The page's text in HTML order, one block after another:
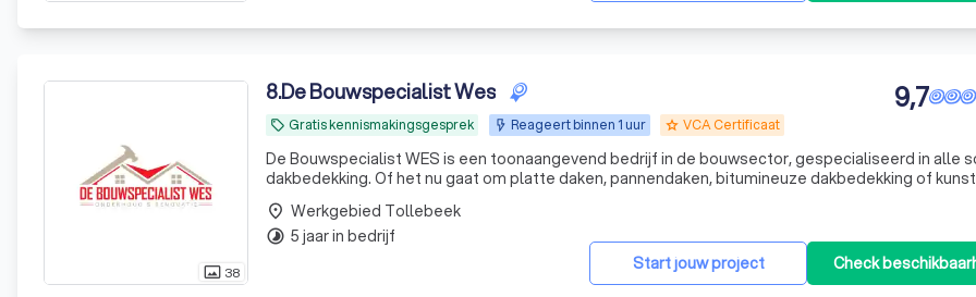
photo_size_select_actual 38
8.De Bouwspecialist Wes
local_offer Gratis kennismakingsgesprek Reageert binnen 1 uur grade VCA Certificaat
9,7
De Bouwspecialist WES is een toonaangevend bedrijf in de bouwsector, gespecialiseerd in alle
dakbedekking. Of het nu gaat om platte daken, pannendaken, bitumineuze dakbedekking of
dakbedekking, ons team van ervaren professionals staat klaar om uw dakprojecten uit te voeren.
bied
Start jouw project Check
place Werkgebied Tollebeek
timelapse 5 jaar in bedrijf